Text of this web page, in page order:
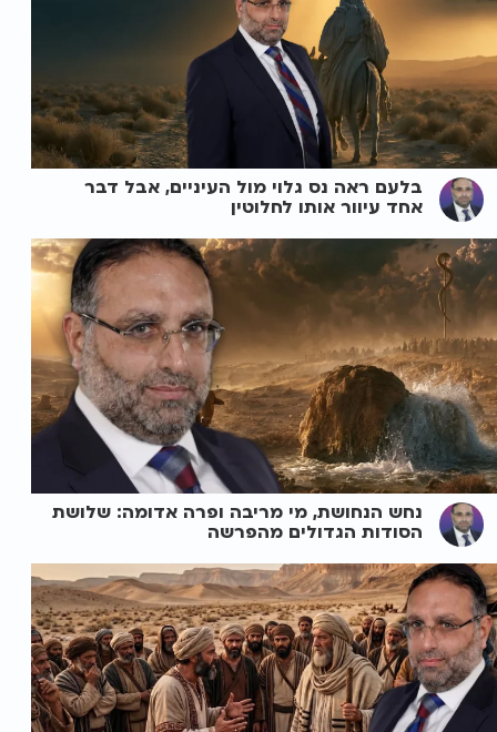
בלעם ראה נס גלוי מול העיניים, אבל דבר
אחד עיוור אותו לחלוטין
נחש הנחושת, מי מריבה ופרה אדומה: שלושת
הסודות הגדולים מהפרשה